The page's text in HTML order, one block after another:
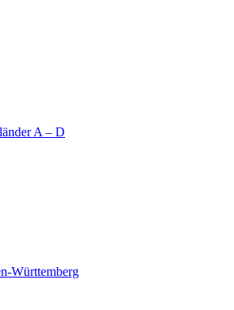
A – D
Württemberg